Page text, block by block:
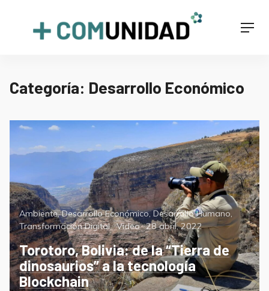
+COMUNIDAD
Categoría: Desarrollo Económico
Categorías
Ambiente,Desarrollo Económico,Desarrollo Humano,
Transformación Digital Format
Video Posted
on
28 abril, 2022
Torotoro, Bolivia: de la “Tierra de
dinosaurios” a la tecnología
Blockchain